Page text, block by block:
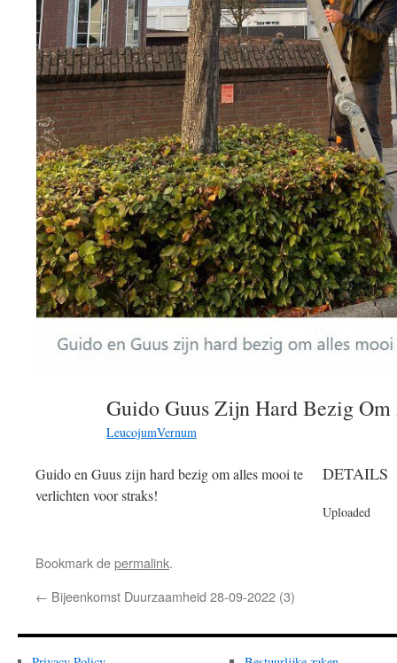
LeucojumVernum
Guido en Guus zijn hard bezig om alles mooi te
verlichten voor straks!
DETAILS
Uploaded
Bookmark depermalink.
← Bijeenkomst Duurzaamheid 28-09-2022 (3)